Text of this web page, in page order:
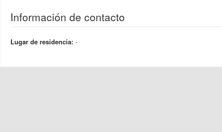
Información de contacto
Lugar de residencia: -